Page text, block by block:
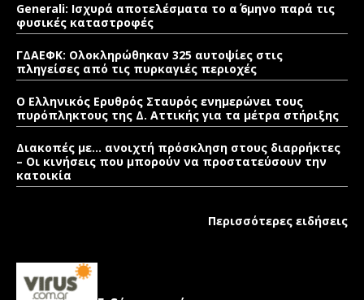
Generali: Ισχυρά αποτελέσματα το α΄ 6μηνο παρά τις
φυσικές καταστροφές
ΓΔΑΕΦΚ: Ολοκληρώθηκαν 325 αυτοψίες στις
πληγείσες από τις πυρκαγιές περιοχές
Ο Ελληνικός Ερυθρός Σταυρός ενημερώνει τους
πυρόπληκτους της Δ. Αττικής για τα μέτρα στήριξης
Διακοπές με… ανοιχτή πρόσκληση στους διαρρήκτες
– Οι κινήσεις που μπορούν να προστατεύσουν την
κατοικία
Περισσότερες ειδήσεις